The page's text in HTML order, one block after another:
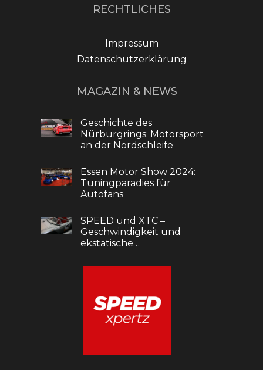
RECHTLICHES
Impressum
Datenschutzerklärung
MAGAZIN & NEWS
Geschichte des
Nürburgrings: Motorsport
an der Nordschleife
Essen Motor Show 2024:
Tuningparadies für
Autofans
SPEED und XTC –
Geschwindigkeit und
ekstatische…